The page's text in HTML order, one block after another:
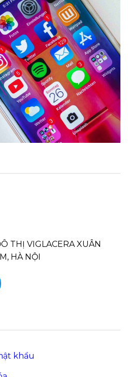
THỊ VIGLACERA XUÂN
HÀ NỘI
khẩu